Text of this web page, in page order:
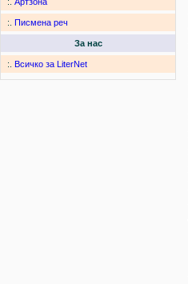
:. Писмена реч
За нас
:. Всичко за LiterNet